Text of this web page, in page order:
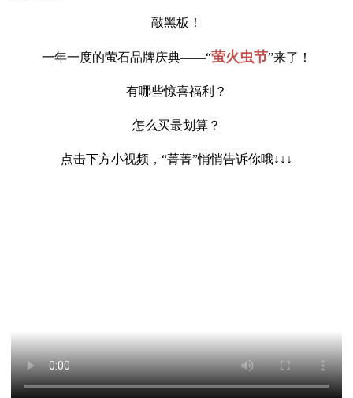
敲黑板！
一年一度的萤石品牌庆典——“萤火虫节”来了！
有哪些惊喜福利？
怎么买最划算？
点击下方小视频，“菁菁”悄悄告诉你哦↓↓↓